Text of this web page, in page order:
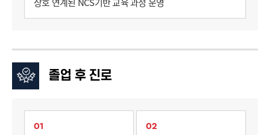
졸업 후 진로
01 02